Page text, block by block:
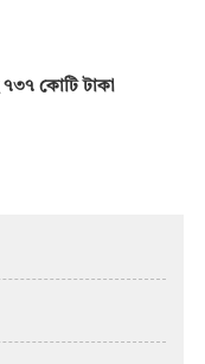
কোটি টাকা